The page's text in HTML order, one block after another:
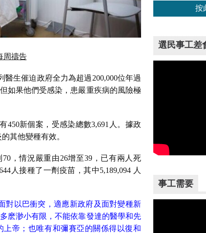
周禱告
生催迫政府全力為超過200,000位年過
如果他們受感染，患嚴重疾病的風險極
450新個案，受感染總數3,691人。據政
其他變種有效。
，情況嚴重由26增至39，已有兩人死
人接種了一劑疫苗，其中5,189,094 人
對以巴衝突，適應新政府及面對變種新
麽渺小有限，不能依靠發達的醫學和先
帝；也唯有和彌賽亞的關係得以復和
按
選民事工差
事工需要